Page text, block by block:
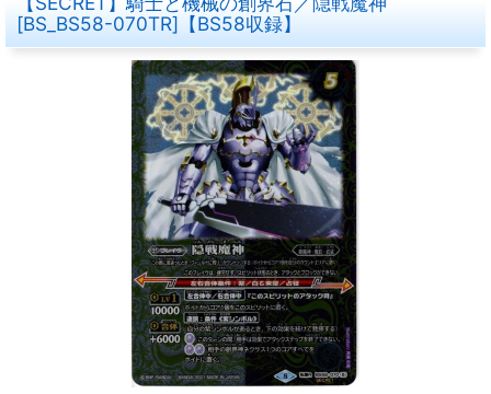
[BS_BS58-070TR]【BS58収録】